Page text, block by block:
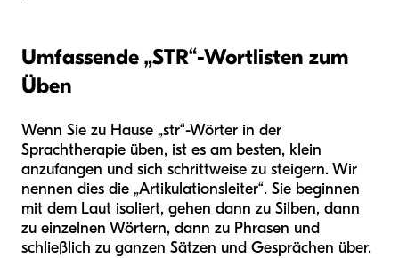
Umfassende „STR“-Wortlisten zum
Üben
Wenn Sie zu Hause „str“-Wörter in der
Sprachtherapie üben, ist es am besten, klein
anzufangen und sich schrittweise zu steigern. Wir
nennen dies die „Artikulationsleiter“. Sie beginnen
mit dem Laut isoliert, gehen dann zu Silben, dann
zu einzelnen Wörtern, dann zu Phrasen und
schließlich zu ganzen Sätzen und Gesprächen über.